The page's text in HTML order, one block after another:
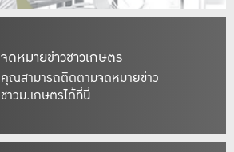
จดหมายข่าวชาวเกษตร
คุณสามารถติดตามจดหมายข่าว
ชาวม.เกษตรได้ที่นี่